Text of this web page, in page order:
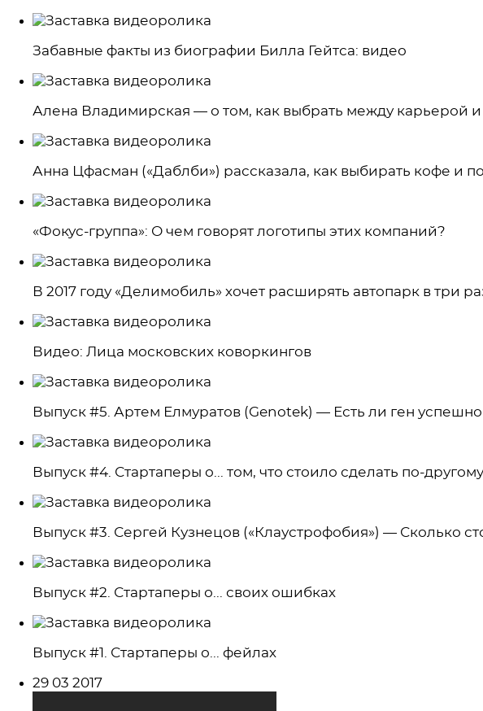
Забавные факты из биографии Билла Гейтса: видео
Алена Владимирская — о том, как выбрать между карьерой
Анна Цфасман («Даблби») рассказала, как выбирать кофе и
«Фокус-группа»: О чем говорят логотипы этих компаний?
В 2017 году «Делимобиль» хочет расширять автопарк в три
Видео: Лица московских коворкингов
Выпуск #5. Артем Елмуратов (Genotek) — Есть ли ген
Выпуск #4. Стартаперы о... том, что стоило сделать по-другому
Выпуск #3. Сергей Кузнецов («Клаустрофобия») — Сколько
Выпуск #2. Стартаперы о... своих ошибках
Выпуск #1. Стартаперы о... фейлах
Альбом
29 03 2017